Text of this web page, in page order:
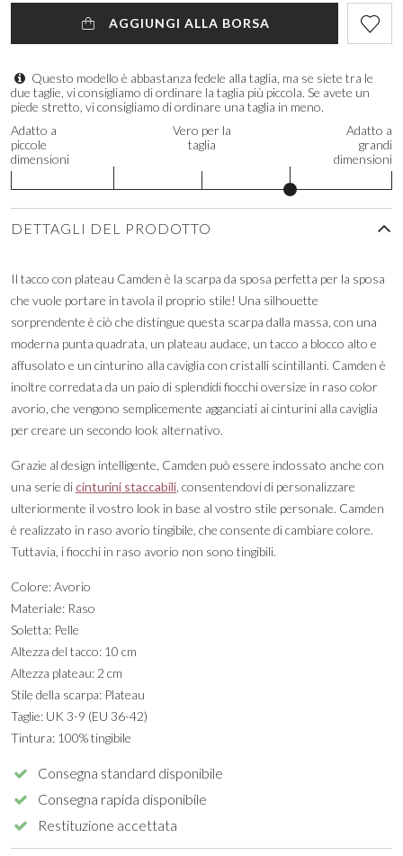
AGGIUNGI ALLA BORSA
Questo modello è abbastanza fedele alla taglia, ma se siete tra le
due taglie, vi consigliamo di ordinare la taglia più piccola. Se avete un
piede stretto, vi consigliamo di ordinare una taglia in meno.
Adatto a
piccole
dimensioni
Vero per la
taglia
Adatto a
grandi
dimensioni
DETTAGLI DEL PRODOTTO
Il tacco con plateau Camden è la scarpa da sposa perfetta per la sposa
che vuole portare in tavola il proprio stile! Una silhouette
sorprendente è ciò che distingue questa scarpa dalla massa, con una
moderna punta quadrata, un plateau audace, un tacco a blocco alto e
affusolato e un cinturino alla caviglia con cristalli scintillanti. Camden è
inoltre corredata da un paio di splendidi fiocchi oversize in raso color
avorio, che vengono semplicemente agganciati ai cinturini alla caviglia
per creare un secondo look alternativo.
Grazie al design intelligente, Camden può essere indossato anche con
una serie dicinturini staccabili , consentendovi di personalizzare
ulteriormente il vostro look in base al vostro stile personale. Camden
è realizzato in raso avorio tingibile, che consente di cambiare colore.
Tuttavia, i fiocchi in raso avorio non sono tingibili.
Colore: Avorio
Materiale: Raso
Soletta: Pelle
Altezza del tacco: 10 cm
Altezza plateau: 2 cm
Stile della scarpa: Plateau
Taglie: UK 3-9 (EU 36-42)
Tintura: 100% tingibile
Consegna standard disponibile
Consegna rapida disponibile
Restituzione accettata